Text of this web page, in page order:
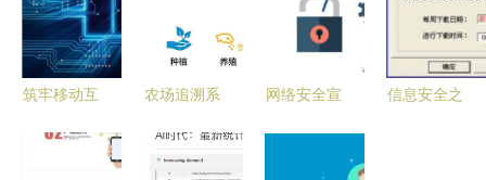
筑牢移动互
农场追溯系
解决方案
网络安全宣
信息安全之